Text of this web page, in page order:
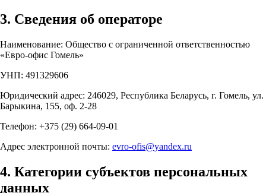
3. Сведения об операторе
Наименование: Общество с ограниченной ответственностью
«Евро-офис Гомель»
УНП: 491329606
Юридический адрес: 246029, Республика Беларусь, г. Гомель, ул.
Барыкина, 155, оф. 2-28
Телефон: +375 (29) 664-09-01
Адрес электронной почты: evro-ofis@yandex.ru
4. Категории субъектов персональных
данных